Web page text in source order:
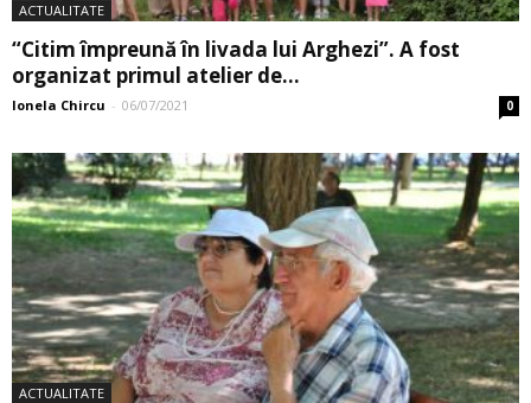
ACTUALITATE
“Citim împreună în livada lui Arghezi”. A fost
organizat primul atelier de...
Ionela Chircu - 06/07/2021 0
ACTUALITATE